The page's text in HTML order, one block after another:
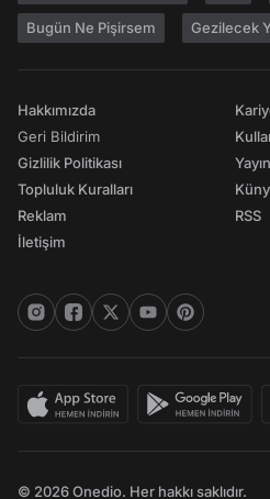
Bugün Ne Pişirsem Gezilecek
Hakkımızda
Geri Bildirim
Gizlilik Politikası
Topluluk Kuralları
Reklam
İletişim
RSS
© 2026 Onedio. Her hakkı saklıdır.